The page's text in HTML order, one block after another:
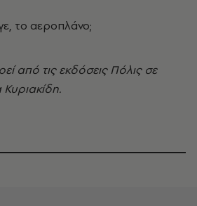
το αεροπλάνο;
από τις εκδόσεις Πόλις σε